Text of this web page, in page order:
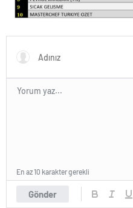
Gönder
En az 10 karakter gerekli